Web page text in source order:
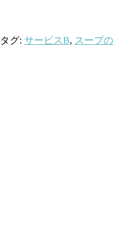
タグ: サービスB, スープの